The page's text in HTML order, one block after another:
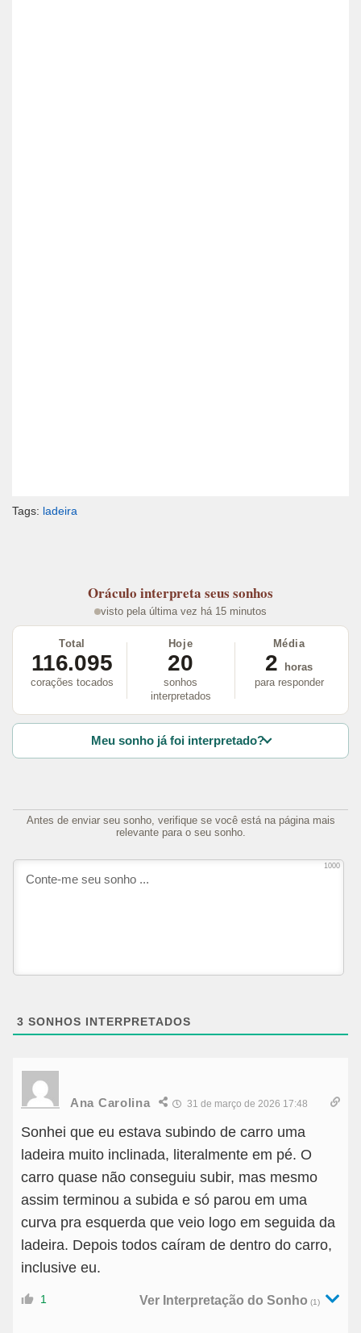
Tags: ladeira
Oráculo interpreta seus sonhos
visto pela última vez há 15 minutos
Total
116.095
corações tocados
Hoje
20
sonhos
interpretados
Média
2
horas
para responder
Meu sonho já foi interpretado?
Antes de enviar seu sonho, verifique se você está na página mais
relevante para o seu sonho.
1000
3 SONHOS INTERPRETADOS
Ana Carolina 31 de março de 2026 17:48
Sonhei que eu estava subindo de carro uma
ladeira muito inclinada, literalmente em pé. O
carro quase não conseguiu subir, mas mesmo
assim terminou a subida e só parou em uma
curva pra esquerda que veio logo em seguida da
ladeira. Depois todos caíram de dentro do carro,
inclusive eu.
1 Ver Interpretação do Sonho (1)